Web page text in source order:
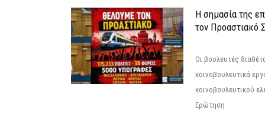
Η σημασία της
τον Προαστιακό
Οι βουλευτές
κοινοβουλευτικά
κοινοβουλευτικού
Ερώτηση